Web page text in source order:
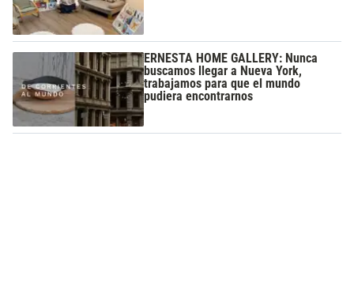
ERNESTA HOME GALLERY: Nunca
buscamos llegar a Nueva York,
trabajamos para que el mundo
pudiera encontrarnos